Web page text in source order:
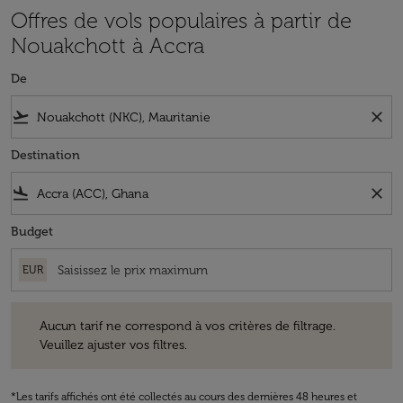
Offres de vols populaires à partir de
Nouakchott à Accra
De
flight_takeoff close
Destination
flight_land close
Budget
EUR
Aucun tarif ne correspond à vos critères de filtrage.
Veuillez ajuster vos filtres.
*Les tarifs affichés ont été collectés au cours des dernières 48 heures et